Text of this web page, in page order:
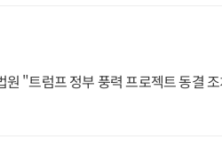
원 "트럼프 정부 풍력 프로젝트 동결